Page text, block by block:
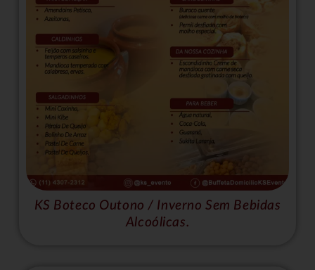
KS Boteco Outono / Inverno Sem Bebidas
Alcoólicas.